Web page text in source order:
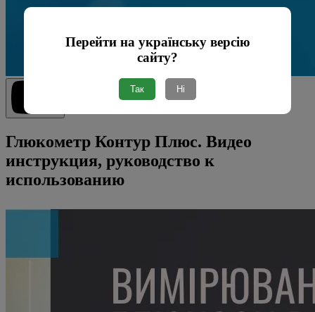
Глюкометр Контур Плюс. Видео
инструкция, руководство к
использованию
Перейти на українську версію
сайту?
Так Ні